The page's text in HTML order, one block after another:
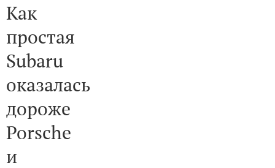
Как
простая
Subaru
оказалась
дороже
Porsche
и